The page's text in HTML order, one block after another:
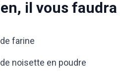
il vous faudra
farine
noisette en poudre